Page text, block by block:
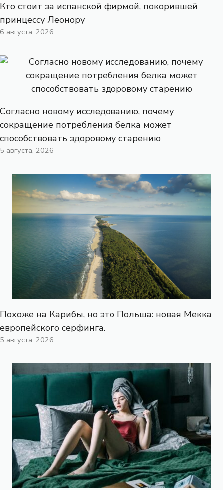
Кто стоит за испанской фирмой, покорившей
принцессу Леонору
6 августа, 2026
Согласно новому исследованию, почему
сокращение потребления белка может
способствовать здоровому старению
5 августа, 2026
Похоже на Карибы, но это Польша: новая Мекка
европейского серфинга.
5 августа, 2026